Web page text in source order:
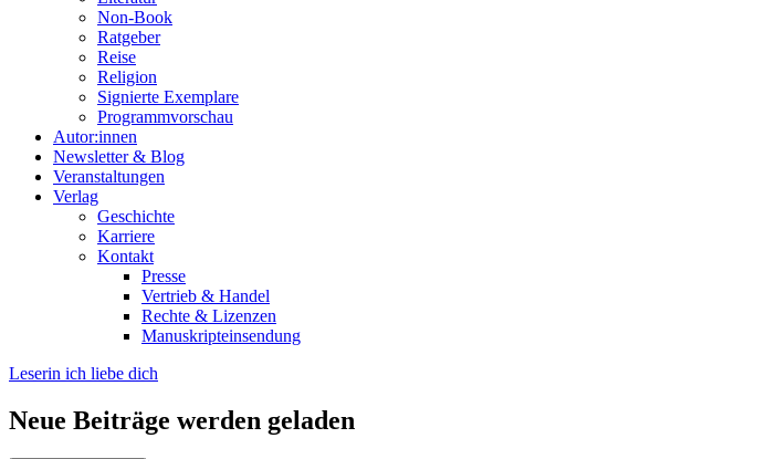
Non-Book
Ratgeber
Reise
Religion
Signierte Exemplare
Programmvorschau
Autor:innen
Newsletter & Blog
Veranstaltungen
Verlag
Geschichte
Karriere
Kontakt
Presse
Vertrieb & Handel
Rechte & Lizenzen
Manuskripteinsendung
Leserin ich liebe dich
Neue Beiträge werden geladen